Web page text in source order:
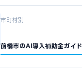
市町村別
前橋市のAI導入補助金ガイド